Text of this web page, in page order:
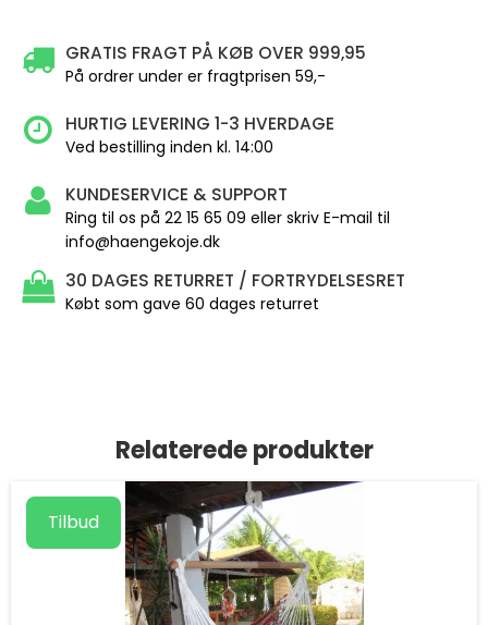
GRATIS FRAGT PÅ KØB OVER 999,95
På ordrer under er fragtprisen 59,-
HURTIG LEVERING 1-3 HVERDAGE
Ved bestilling inden kl. 14:00
KUNDESERVICE & SUPPORT
Ring til os på 22 15 65 09 eller skriv E-mail til
info@haengekoje.dk
30 DAGES RETURRET / FORTRYDELSESRET
Købt som gave 60 dages returret
Relaterede produkter
Tilbud